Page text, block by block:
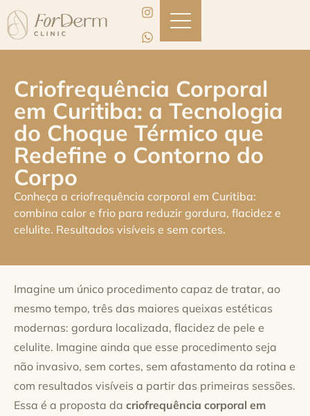
Criofrequência Corporal
em Curitiba: a Tecnologia
do Choque Térmico que
Redefine o Contorno do
Corpo
Conheça a criofrequência corporal em Curitiba:
combina calor e frio para reduzir gordura, flacidez e
celulite. Resultados visíveis e sem cortes.
Imagine um único procedimento capaz de tratar, ao
mesmo tempo, três das maiores queixas estéticas
modernas: gordura localizada, flacidez de pele e
celulite. Imagine ainda que esse procedimento seja
não invasivo, sem cortes, sem afastamento da rotina e
com resultados visíveis a partir das primeiras sessões.
Essa é a proposta da criofrequência corporal em